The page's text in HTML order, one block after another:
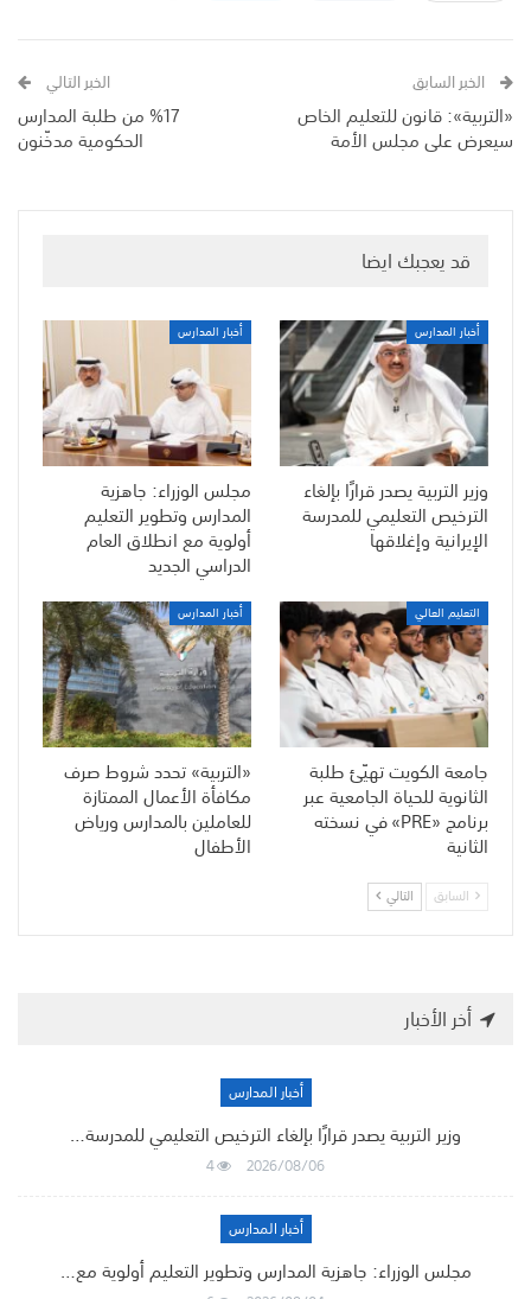
الخبر السابق
«التربية»: قانون للتعليم الخاص
سيعرض على مجلس الأمة
الخبر التالي
%17 من طلبة المدارس
الحكومية مدخّنون
قد يعجبك ايضا
أخبار المدارس
وزير التربية يصدر قرارًا بإلغاء
الترخيص التعليمي للمدرسة
الإيرانية وإغلاقها
أخبار المدارس
مجلس الوزراء: جاهزية
المدارس وتطوير التعليم
أولوية مع انطلاق العام
الدراسي الجديد
التعليم العالي
جامعة الكويت تهيّئ طلبة
الثانوية للحياة الجامعية عبر
برنامج «PRE» في نسخته
الثانية
أخبار المدارس
«التربية» تحدد شروط صرف
مكافأة الأعمال الممتازة
للعاملين بالمدارس ورياض
الأطفال
السابق التالي
أخر الأخبار
أخبار المدارس
وزير التربية يصدر قرارًا بإلغاء الترخيص التعليمي للمدرسة…
2026/08/06
4
أخبار المدارس
مجلس الوزراء: جاهزية المدارس وتطوير التعليم أولوية مع…